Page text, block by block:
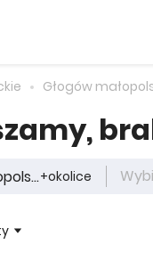
Głogów
+okolice